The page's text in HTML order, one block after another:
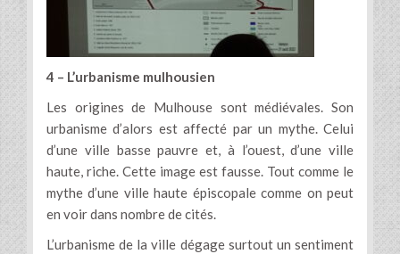
4 – L’urbanisme mulhousien
Les origines de Mulhouse sont médiévales. Son
urbanisme d’alors est affecté par un mythe. Celui
d’une ville basse pauvre et, à l’ouest, d’une ville
haute, riche. Cette image est fausse. Tout comme le
mythe d’une ville haute épiscopale comme on peut
en voir dans nombre de cités.
L’urbanisme de la ville dégage surtout un sentiment